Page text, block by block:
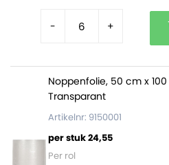
- +
Noppenfolie, 50 cm x
Transparant
Artikelnr: 9150001
per stuk 24,55
Per rol